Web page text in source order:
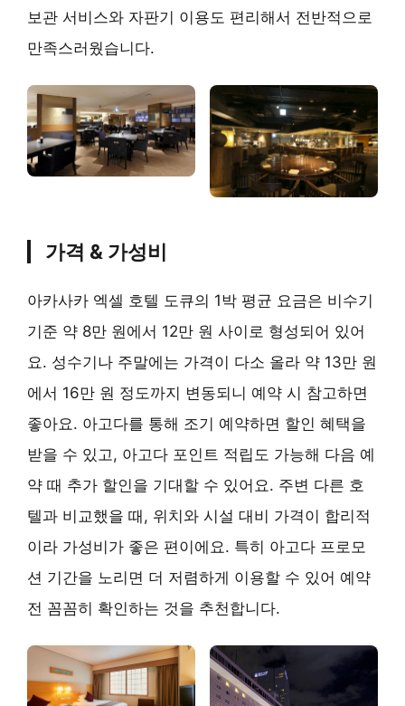
보관 서비스와 자판기 이용도 편리해서 전반적으로
만족스러웠습니다.
가격 & 가성비
아카사카 엑셀 호텔 도큐의 1박 평균 요금은 비수기
기준 약 8만 원에서 12만 원 사이로 형성되어 있어
요. 성수기나 주말에는 가격이 다소 올라 약 13만 원
에서 16만 원 정도까지 변동되니 예약 시 참고하면
좋아요. 아고다를 통해 조기 예약하면 할인 혜택을
받을 수 있고, 아고다 포인트 적립도 가능해 다음 예
약 때 추가 할인을 기대할 수 있어요. 주변 다른 호
텔과 비교했을 때, 위치와 시설 대비 가격이 합리적
이라 가성비가 좋은 편이에요. 특히 아고다 프로모
션 기간을 노리면 더 저렴하게 이용할 수 있어 예약
전 꼼꼼히 확인하는 것을 추천합니다.